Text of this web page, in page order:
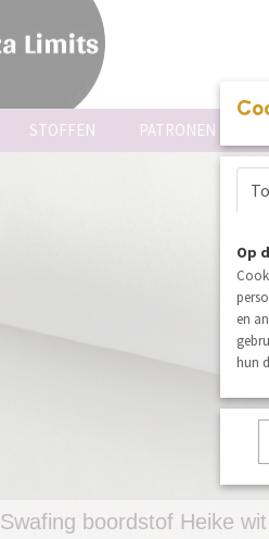
STOFFEN PATRONEN
Swafing boordstof Heike wit
Op
en
hun